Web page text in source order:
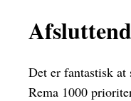
Det er fantastisk at
Rema 1000